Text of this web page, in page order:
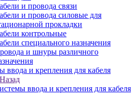
и провода связи
и провода силовые для
прокладки
контрольные
специального назначения
и шнуры различного
ввода и крепления для кабеля
Назад
ввода и крепления для кабеля